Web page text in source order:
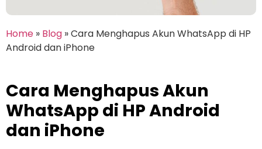
Home » Blog »Cara Menghapus Akun WhatsApp di HP
Android dan iPhone
Cara Menghapus Akun
WhatsApp di HP Android
dan iPhone